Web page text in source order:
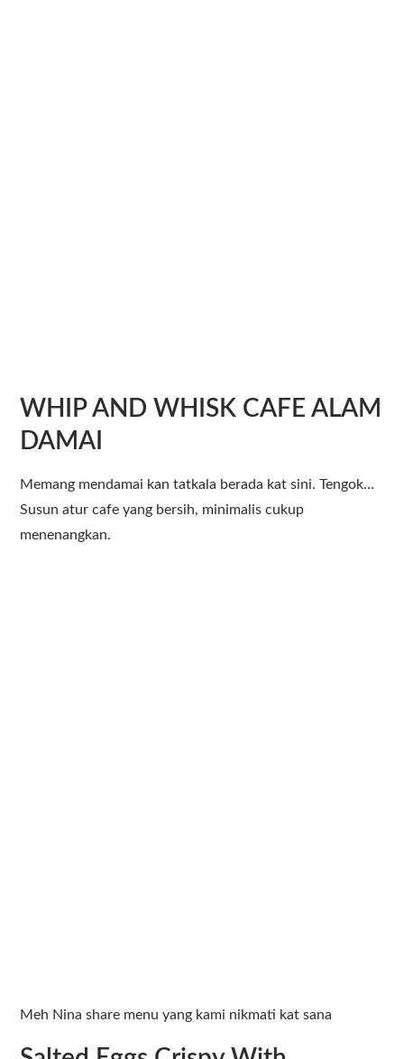
WHIP AND WHISK CAFE ALAM
DAMAI
Memang mendamai kan tatkala berada kat sini. Tengok…
Susun atur cafe yang bersih, minimalis cukup
menenangkan.
Meh Nina share menu yang kami nikmati kat sana